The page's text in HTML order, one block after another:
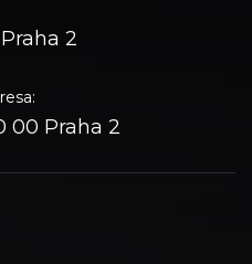
2
00 Praha 2